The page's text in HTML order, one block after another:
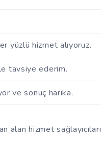
yüzlü hizmet alıyoruz.
tavsiye ederim.
ve sonuç harika.
alan hizmet sağlayıcıları